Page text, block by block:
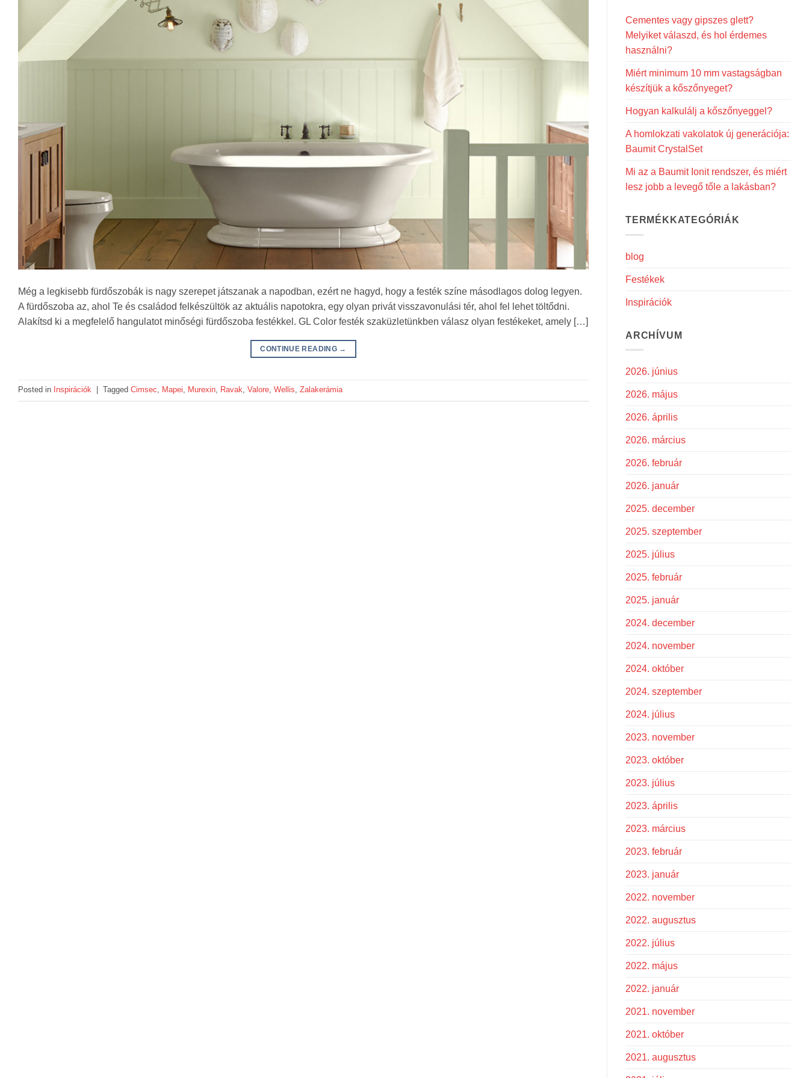
Még a legkisebb fürdőszobák is nagy szerepet játszanak a napodban, ezért ne hagyd, hogy a festék színe másodlagos dolog legyen.
A fürdőszoba az, ahol Te és családod felkészültök az aktuális napotokra, egy olyan privát visszavonulási tér, ahol fel lehet töltődni.
Alakítsd ki a megfelelő hangulatot minőségi fürdőszoba festékkel. GL Color festék szaküzletünkben válasz olyan festékeket, amely […]
CONTINUE READING →
Posted in Inspirációk Tagged Cimsec, Mapei, Murexin, Ravak, Valore, Wellis, Zalakerámia
Cementes vagy gipszes glett?
Melyiket válaszd, és hol érdemes
használni?
Miért minimum 10 mm vastagságban
készítjük a kőszőnyeget?
Hogyan kalkulálj a kőszőnyeggel?
A homlokzati vakolatok új generációja:
Baumit CrystalSet
Mi az a Baumit Ionit rendszer, és miért
lesz jobb a levegő tőle a lakásban?
TERMÉKKATEGÓRIÁK
blog
Festékek
Inspirációk
ARCHÍVUM
2026. június
2026. május
2026. április
2026. március
2026. február
2026. január
2025. december
2025. szeptember
2025. július
2025. február
2025. január
2024. december
2024. november
2024. október
2024. szeptember
2024. július
2023. november
2023. október
2023. július
2023. április
2023. március
2023. február
2023. január
2022. november
2022. augusztus
2022. július
2022. május
2022. január
2021. november
2021. október
2021. augusztus